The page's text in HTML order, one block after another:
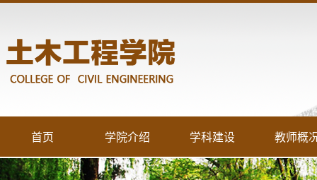
首页 学院介绍 学科建设 教师概